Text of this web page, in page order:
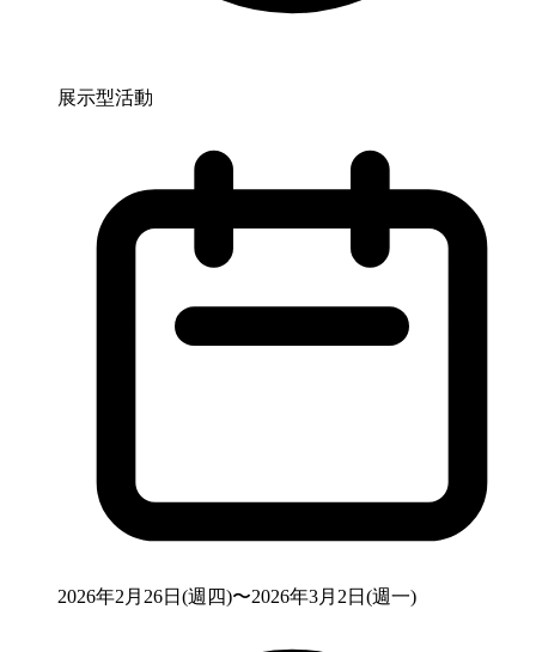
展示型活動
2026年2月26日(週四)〜2026年3月2日(週一)